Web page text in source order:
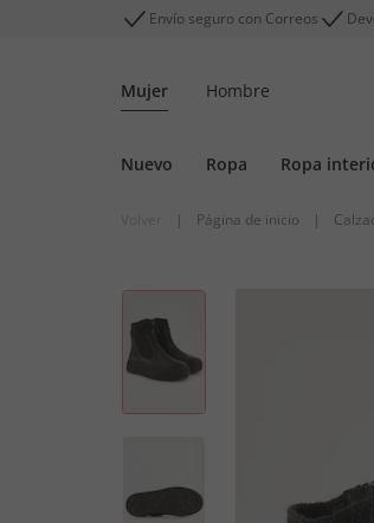
Envío seguro con Correos
Mujer Hombre
Nuevo Ropa Ropa
| Página de inicio |